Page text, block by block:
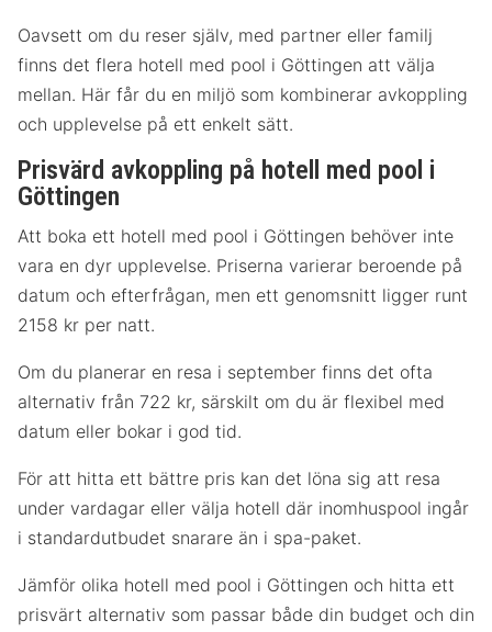
Oavsett om du reser själv, med partner eller familj
finns det flera hotell med pool i Göttingen att välja
mellan. Här får du en miljö som kombinerar avkoppling
och upplevelse på ett enkelt sätt.
Prisvärd avkoppling på hotell med pool i
Göttingen
Att boka ett hotell med pool i Göttingen behöver inte
vara en dyr upplevelse. Priserna varierar beroende på
datum och efterfrågan, men ett genomsnitt ligger runt
2158 kr per natt.
Om du planerar en resa i september finns det ofta
alternativ från 722 kr, särskilt om du är flexibel med
datum eller bokar i god tid.
För att hitta ett bättre pris kan det löna sig att resa
under vardagar eller välja hotell där inomhuspool ingår
i standardutbudet snarare än i spa-paket.
Jämför olika hotell med pool i Göttingen och hitta ett
prisvärt alternativ som passar både din budget och din